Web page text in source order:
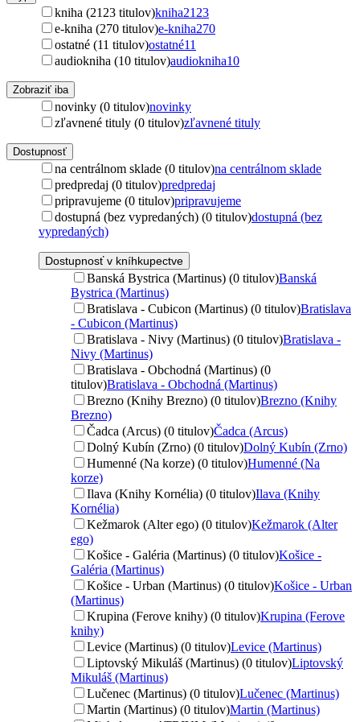
kniha (2123 titulov)kniha2123
e-kniha (270 titulov)e-kniha270
ostatné (11 titulov)ostatné11
audiokniha (10 titulov)audiokniha10
Zobraziť iba
novinky (0 titulov)novinky
zľavnené tituly (0 titulov)zľavnené tituly
Dostupnosť
na centrálnom sklade (0 titulov)na centrálnom sklade
predpredaj (0 titulov)predpredaj
pripravujeme (0 titulov)pripravujeme
dostupná (bez vypredaných) (0 titulov)dostupná (bez
vypredaných)
Dostupnosť v kníhkupectve
Banská Bystrica (Martinus) (0 titulov)Banská
Bystrica (Martinus)
Bratislava - Cubicon (Martinus) (0 titulov)Bratislava
- Cubicon (Martinus)
Bratislava - Nivy (Martinus) (0 titulov)Bratislava -
Nivy (Martinus)
Bratislava - Obchodná (Martinus) (0
titulov)Bratislava - Obchodná (Martinus)
Brezno (Knihy Brezno) (0 titulov)Brezno (Knihy
Brezno)
Čadca (Arcus) (0 titulov)Čadca (Arcus)
Dolný Kubín (Zrno) (0 titulov)Dolný Kubín (Zrno)
Humenné (Na korze) (0 titulov)Humenné (Na
korze)
Ilava (Knihy Kornélia) (0 titulov)Ilava (Knihy
Kornélia)
Kežmarok (Alter ego) (0 titulov)Kežmarok (Alter
ego)
Košice - Galéria (Martinus) (0 titulov)Košice -
Galéria (Martinus)
Košice - Urban (Martinus) (0 titulov)Košice - Urban
(Martinus)
Krupina (Ferove knihy) (0 titulov)Krupina (Ferove
knihy)
Levice (Martinus) (0 titulov)Levice (Martinus)
Liptovský Mikuláš (Martinus) (0 titulov)Liptovský
Mikuláš (Martinus)
Lučenec (Martinus) (0 titulov)Lučenec (Martinus)
Martin (Martinus) (0 titulov)Martin (Martinus)